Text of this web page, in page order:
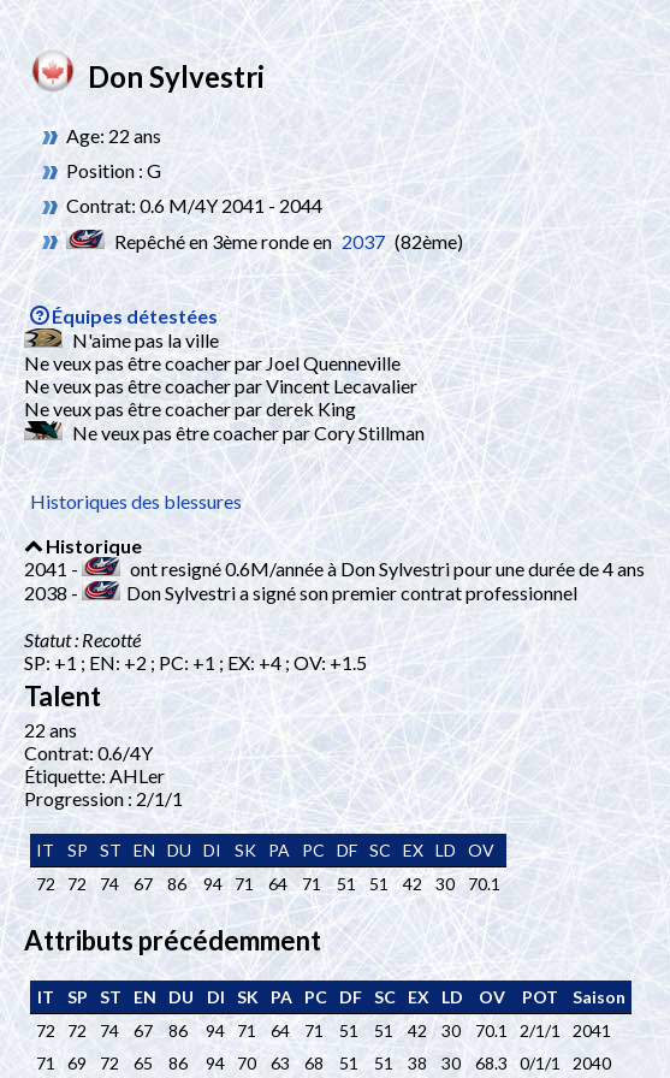
Don Sylvestri
Age: 22 ans
Position : G
Contrat: 0.6 M/4Y 2041 - 2044
Repêché en 3ème ronde en 2037 (82ème)
Équipes détestées
N'aime pas la ville
Ne veux pas être coacher par Joel Quenneville
Ne veux pas être coacher par Vincent Lecavalier
Ne veux pas être coacher par derek King
Ne veux pas être coacher par Cory Stillman
Historiques des blessures
Historique
2041 -
ont resigné 0.6M/année à Don Sylvestri pour une durée de 4 ans
2038 -
Don Sylvestri a signé son premier contrat professionnel
Statut : Recotté
SP: +1 ; EN: +2 ; PC: +1 ; EX: +4 ; OV: +1.5
Talent
22 ans
Contrat: 0.6/4Y
Étiquette: AHLer
Progression : 2/1/1
IT SP ST EN DU DI SK PA PC DF SC EX LD
OV
72
72 74 67 86 94 71 64 71 51 51 42 30 70.1
Attributs précédemment
IT SP ST EN DU DI SK PA PC DF SC EX LD OV POT
Saison
72
72 74 67 86 94 71 64 71 51 51 42 30 70.1 2/1/1
2041
71
69 72 65 86 94 70 63 68 51 51 38 30 68.3 0/1/1 2040